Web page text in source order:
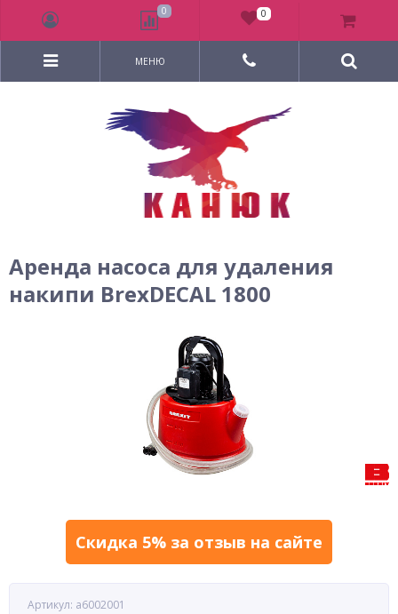
МЕНЮ
Аренда насоса для удаления
накипи BrexDECAL 1800
Скидка 5% за отзыв на сайте
Артикул: a6002001
0 0